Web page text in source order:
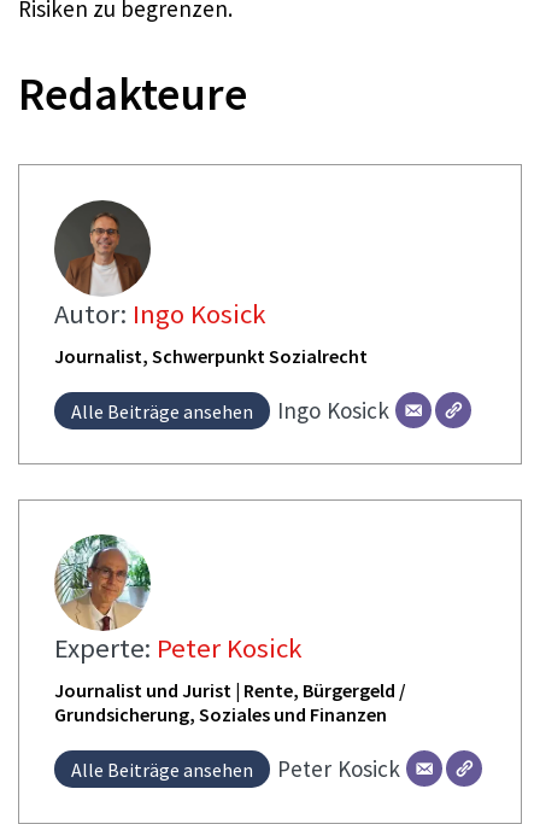
Risiken zu begrenzen.
Redakteure
Autor: Ingo Kosick
Journalist, Schwerpunkt Sozialrecht
Alle Beiträge ansehen Ingo Kosick
Experte: Peter Kosick
Journalist und Jurist | Rente, Bürgergeld /
Grundsicherung, Soziales und Finanzen
Alle Beiträge ansehen Peter Kosick